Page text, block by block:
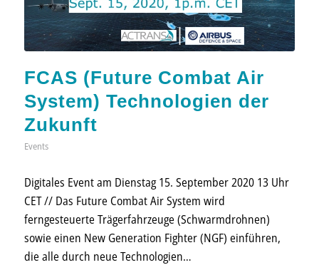
FCAS (Future Combat Air
System) Technologien der
Zukunft
Events
Digitales Event am Dienstag 15. September 2020 13 Uhr
CET // Das Future Combat Air System wird
ferngesteuerte Träger­fahr­zeuge (Schwarm­drohnen)
sowie einen New Generation Fighter (NGF) ein­führen,
die alle durch neue Techno­logien…